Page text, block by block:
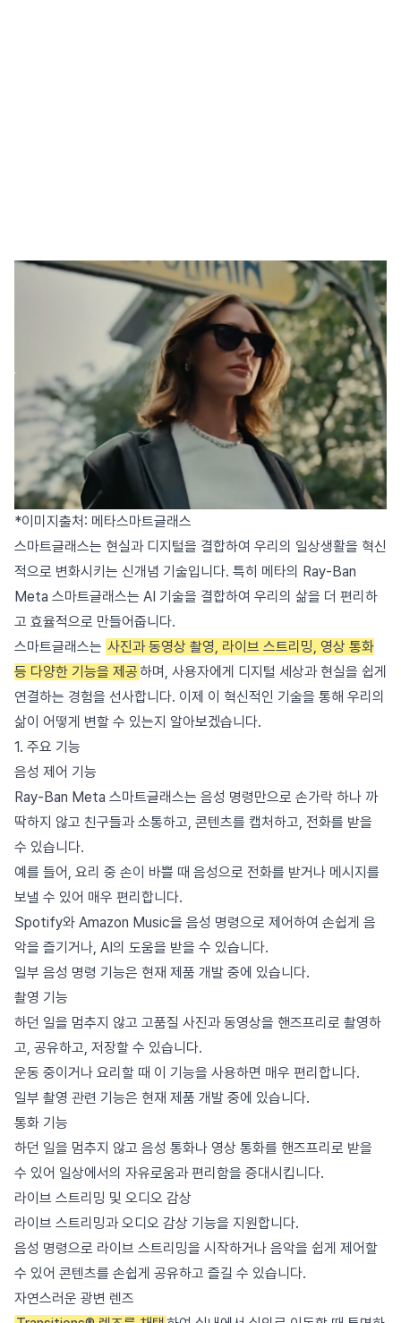
*이미지출처: 메타스마트글래스
스마트글래스는 현실과 디지털을 결합하여 우리의 일상생활을 혁신
적으로 변화시키는 신개념 기술입니다. 특히 메타의 Ray-Ban
Meta 스마트글래스는 AI 기술을 결합하여 우리의 삶을 더 편리하
고 효율적으로 만들어줍니다.
스마트글래스는 사진과 동영상 촬영, 라이브 스트리밍, 영상 통화
등 다양한 기능을 제공하며, 사용자에게 디지털 세상과 현실을 쉽게
연결하는 경험을 선사합니다. 이제 이 혁신적인 기술을 통해 우리의
삶이 어떻게 변할 수 있는지 알아보겠습니다.
1. 주요 기능
음성 제어 기능
Ray-Ban Meta 스마트글래스는 음성 명령만으로 손가락 하나 까
딱하지 않고 친구들과 소통하고, 콘텐츠를 캡처하고, 전화를 받을
수 있습니다.
예를 들어, 요리 중 손이 바쁠 때 음성으로 전화를 받거나 메시지를
보낼 수 있어 매우 편리합니다.
Spotify와 Amazon Music을 음성 명령으로 제어하여 손쉽게 음
악을 즐기거나, AI의 도움을 받을 수 있습니다.
일부 음성 명령 기능은 현재 제품 개발 중에 있습니다.
촬영 기능
하던 일을 멈추지 않고 고품질 사진과 동영상을 핸즈프리로 촬영하
고, 공유하고, 저장할 수 있습니다.
운동 중이거나 요리할 때 이 기능을 사용하면 매우 편리합니다.
일부 촬영 관련 기능은 현재 제품 개발 중에 있습니다.
통화 기능
하던 일을 멈추지 않고 음성 통화나 영상 통화를 핸즈프리로 받을
수 있어 일상에서의 자유로움과 편리함을 증대시킵니다.
라이브 스트리밍 및 오디오 감상
라이브 스트리밍과 오디오 감상 기능을 지원합니다.
음성 명령으로 라이브 스트리밍을 시작하거나 음악을 쉽게 제어할
수 있어 콘텐츠를 손쉽게 공유하고 즐길 수 있습니다.
자연스러운 광변 렌즈